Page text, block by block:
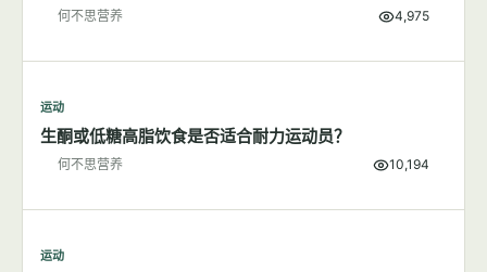
何不思营养 4,975
运动
生酮或低糖高脂饮食是否适合耐力运动员？
何不思营养 10,194
运动